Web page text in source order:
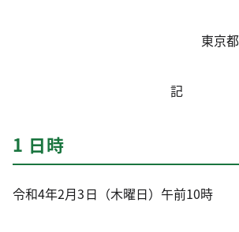
東京
記
1 日時
令和4年2月3日（木曜日）午前10時